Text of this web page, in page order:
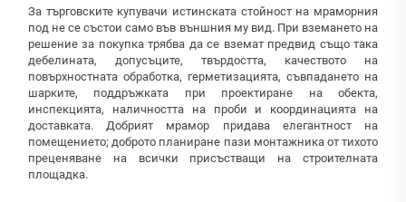
За търговските купувачи истинската стойност на мраморния
под не се състои само във външния му вид. При вземането на
решение за покупка трябва да се вземат предвид също така
дебелината, допусъците, твърдостта, качеството на
повърхностната обработка, герметизацията, съвпадането на
шарките, поддръжката при проектиране на обекта,
инспекцията, наличността на проби и координацията на
доставката. Добрият мрамор придава елегантност на
помещението; доброто планиране пази монтажника от тихото
преценяване на всички присъстващи на строителната
площадка.